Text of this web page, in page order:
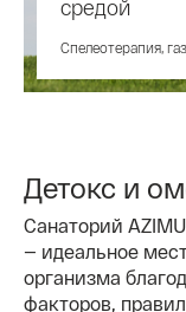
средой
Спелеотерапия,
Детокс и
Санаторий
— идеальное
организма
факторов,